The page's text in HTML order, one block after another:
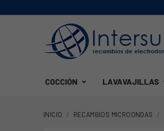
COCCIÓN LAVAVAJILLAS
INICIO RECAMBIOS MICROONDAS